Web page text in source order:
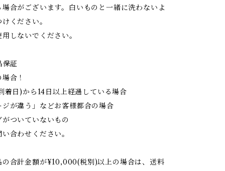
合がございます。白いものと一緒に洗わないよ
ください。
しないでください。
証
合！
日)から14日以上経過している場合
が違う」などお客様都合の場合
ついていないもの
合わせください。
合計金額が¥10,000(税別)以上の場合は、送料